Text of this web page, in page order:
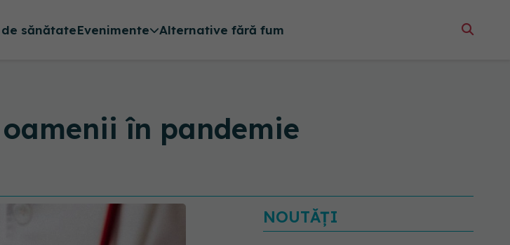
sănătateEvenimente Alternative fără fum
în pandemie
NOUTĂȚI